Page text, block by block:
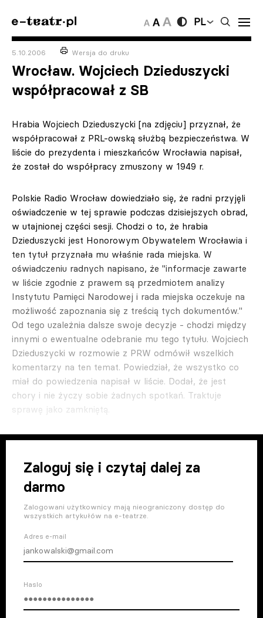
PL
5.10.2006 Wersja do druku
Wrocław. Wojciech Dzieduszycki
współpracował z SB
Hrabia Wojciech Dzieduszycki [na zdjęciu] przyznał, że
współpracował z PRL-owską służbą bezpieczeństwa. W
liście do prezydenta i mieszkańców Wrocławia napisał,
że został do współpracy zmuszony w 1949 r.
Polskie Radio Wrocław dowiedziało się, że radni przyjęli
oświadczenie w tej sprawie podczas dzisiejszych obrad,
w utajnionej części sesji. Chodzi o to, że hrabia
Dzieduszycki jest Honorowym Obywatelem Wrocławia i
ten tytuł przyznała mu właśnie rada miejska. W
oświadczeniu radnych napisano, że "informacje zawarte
w liście zgodnie z prawem są przedmiotem analizy
Instytutu Pamięci Narodowej i rada miejska oczekuje na
możliwość zapoznania się z treścią tych dokumentów."
Od tego uzależnia dalsze swoje decyzje - chodzi między
innymi o ewentualne odebranie mu tego tytułu. Wojciech
Dzieduszycki w rozmowie z PRW odmówił wszelkich
komentarzy na ten temat. Powiedział, że wszystko co
miał do powiedzenia napisał w liście. Dodał, że jest
chory i nie życzy sobie żadnych spotkań. Traktuje
sprawę jako zamkniętą.
Zaloguj się i czytaj dalej za
darmo
Zalogowani użytkownicy mają nieograniczony dostęp do
wszystkich artykułów na e-teatrze.
Adres e-mail
Haslo